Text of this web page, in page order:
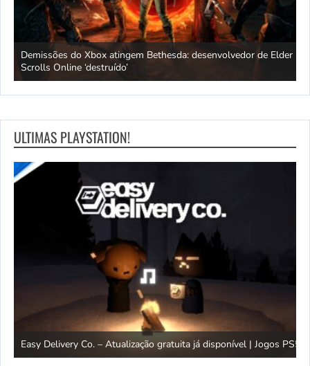
Demissões do Xbox atingem Bethesda: desenvolvedor de Elder
Scrolls Online ‘destruído’
ULTIMAS PLAYSTATION!
Easy Delivery Co. – Atualização gratuita já disponível | Jogos PS5